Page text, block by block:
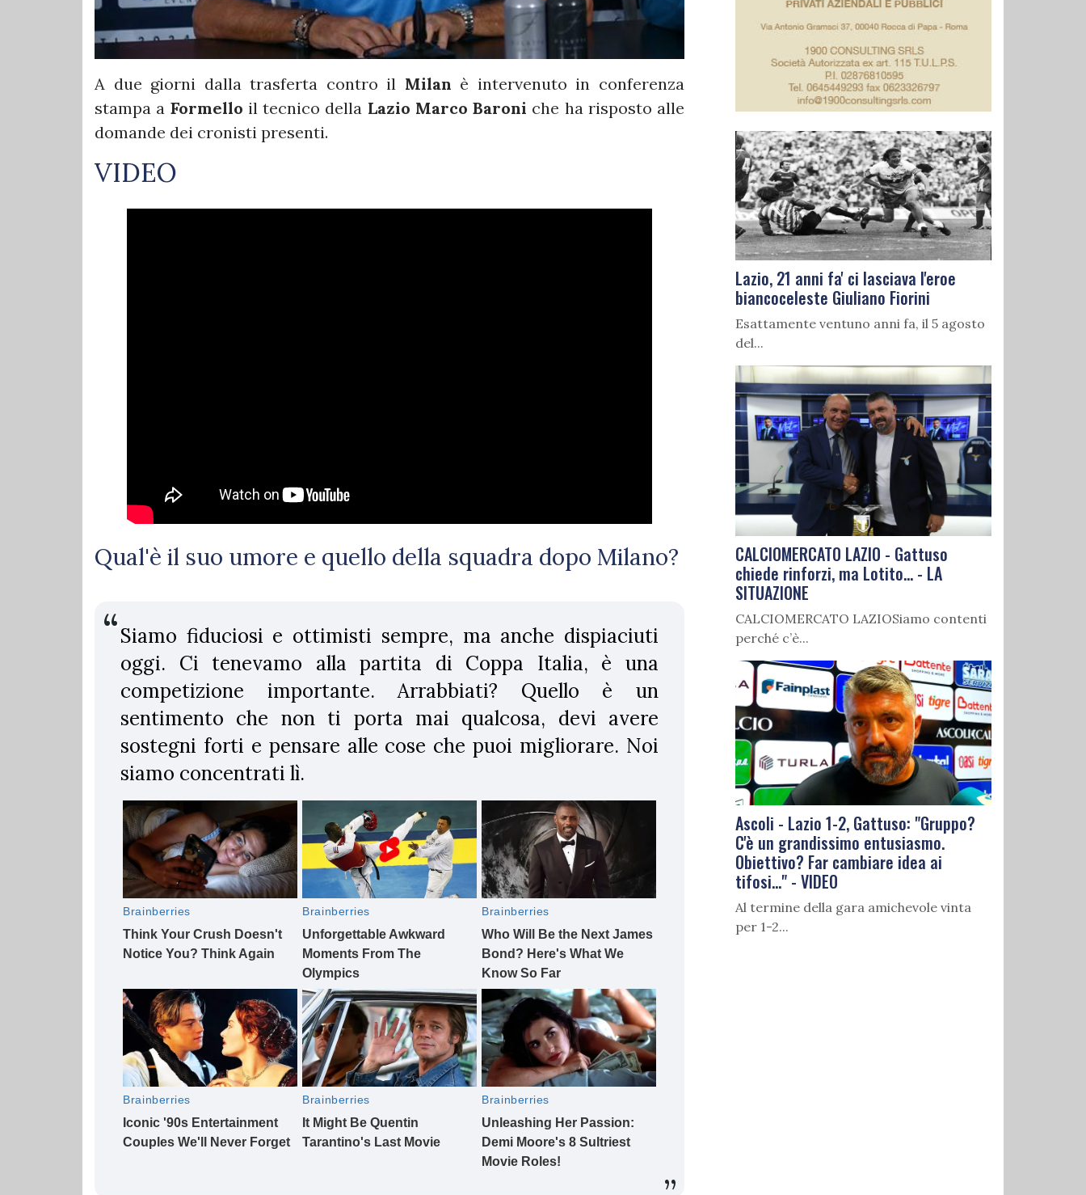
A due giorni dalla trasferta contro il Milan è intervenuto in conferenza
stampa a Formello il tecnico della Lazio Marco Baroni che ha risposto alle
domande dei cronisti presenti.
VIDEO
Qual'è il suo umore e quello della squadra dopo Milano?
Siamo fiduciosi e ottimisti sempre, ma anche dispiaciuti
oggi. Ci tenevamo alla partita di Coppa Italia, è una
competizione importante. Arrabbiati? Quello è un
sentimento che non ti porta mai qualcosa, devi avere
sostegni forti e pensare alle cose che puoi migliorare. Noi
siamo concentrati lì.
Lazio, 21 anni fa' ci lasciava l'eroe
biancoceleste Giuliano Fiorini
Esattamente ventuno anni fa, il 5 agosto
del...
CALCIOMERCATO LAZIO - Gattuso
chiede rinforzi, ma Lotito... - LA
SITUAZIONE
CALCIOMERCATO LAZIOSiamo contenti
perché c’è...
Ascoli - Lazio 1-2, Gattuso: "Gruppo?
C'è un grandissimo entusiasmo.
Obiettivo? Far cambiare idea ai
tifosi..." - VIDEO
Al termine della gara amichevole vinta
per 1-2...